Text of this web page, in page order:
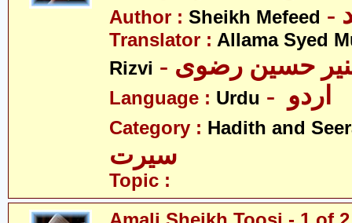
Author : Sheikh Mefeed
Translator : Allama Syed
Rizvi
حسین رضوی
Language : Urdu
Category : Hadith and
سیرت
Topic :